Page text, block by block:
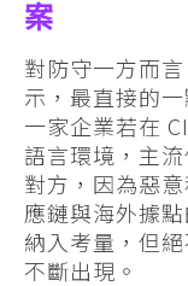
案
對防守一方而
示，最直接的
一家企業若在
語言環境，主
對方，因為惡
應鏈與海外據
納入考量，但
不斷出現。